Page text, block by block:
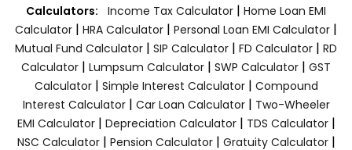
Calculators: Income Tax Calculator | Home Loan EMI
Calculator | HRA Calculator | Personal Loan EMI Calculator |
Mutual Fund Calculator | SIP Calculator | FD Calculator | RD
Calculator | Lumpsum Calculator | SWP Calculator | GST
Calculator| Simple Interest Calculator| Compound
Interest Calculator| Car Loan Calculator| Two-Wheeler
EMI Calculator| Depreciation Calculator| TDS Calculator|
NSC Calculator| Pension Calculator| Gratuity Calculator|